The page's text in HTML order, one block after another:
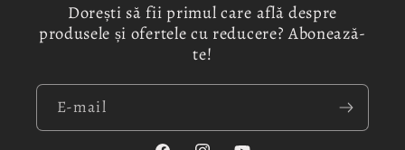
Dorești să fii primul care află despre
produsele și ofertele cu reducere? Abonează-
te!
E-mail